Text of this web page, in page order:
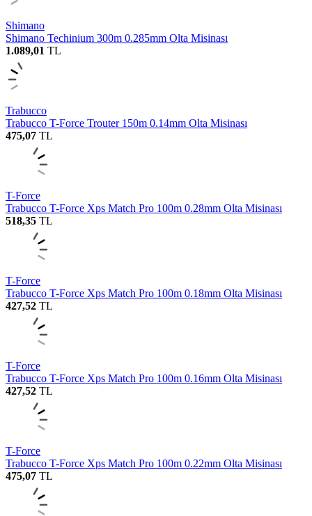
Shimano
Shimano Techinium 300m 0.285mm Olta Misinası
1.089,01 TL
Trabucco
Trabucco T-Force Trouter 150m 0.14mm Olta Misinası
475,07 TL
T-Force
Trabucco T-Force Xps Match Pro 100m 0.28mm Olta Misinası
518,35 TL
T-Force
Trabucco T-Force Xps Match Pro 100m 0.18mm Olta Misinası
427,52 TL
T-Force
Trabucco T-Force Xps Match Pro 100m 0.16mm Olta Misinası
427,52 TL
T-Force
Trabucco T-Force Xps Match Pro 100m 0.22mm Olta Misinası
475,07 TL